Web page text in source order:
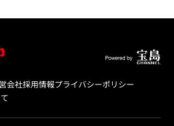
会社採用情報プライバシーポリシー